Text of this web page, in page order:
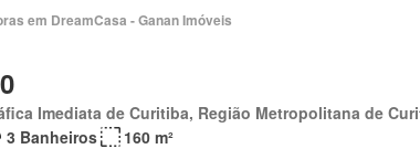
em DreamCasa - Ganan Imóveis
Imediata de Curitiba, Região Metropolitana de
3 Banheiros
160 m²